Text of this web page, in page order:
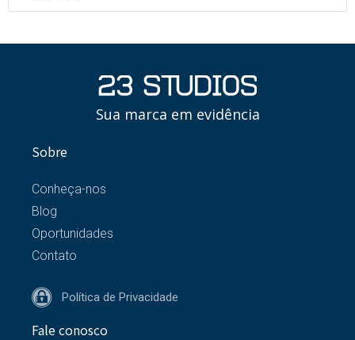
Sua marca em evidência
Sobre
Conheça-nos
Blog
Oportunidades
Contato
Política de Privacidade
Fale conosco